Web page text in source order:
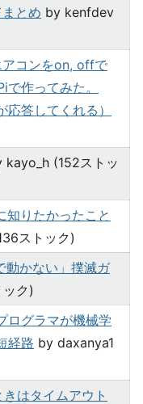
とめ by kenfdev
コンをon, offで
作ってみた。
応答してくれる）
kayo_h (152ストッ
知りたかったこと
ストック)
動かない」撲滅ガ
ク)
ログラマが機械学
経路 by daxanya1
はタイムアウト